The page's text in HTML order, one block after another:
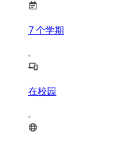
7个学期
在校园